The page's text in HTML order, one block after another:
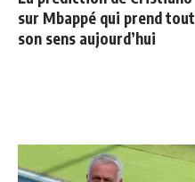
sur Mbappé qui prend tout
son sens aujourd’hui